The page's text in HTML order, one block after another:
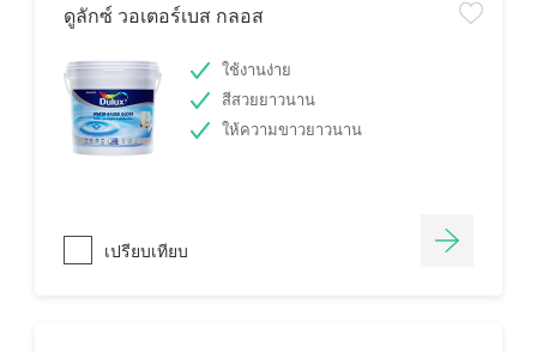
ดูลักซ์ วอเตอร์เบส กลอส
ใช้งานง่าย
สีสวยยาวนาน
ให้ความขาวยาวนาน
เปรียบเทียบ